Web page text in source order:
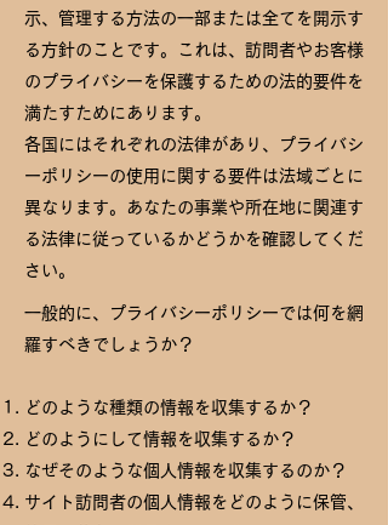
示、管理する方法の一部または全てを開示す
る方針のことです。これは、訪問者やお客様
のプライバシーを保護するための法的要件を
満たすためにあります。
各国にはそれぞれの法律があり、プライバシ
ーポリシーの使用に関する要件は法域ごとに
異なります。あなたの事業や所在地に関連す
る法律に従っているかどうかを確認してくだ
さい。
一般的に、プライバシーポリシーでは何を網
羅すべきでしょうか？
どのような種類の情報を収集するか？
どのようにして情報を収集するか？
なぜそのような個人情報を収集するのか？
サイト訪問者の個人情報をどのように保管、